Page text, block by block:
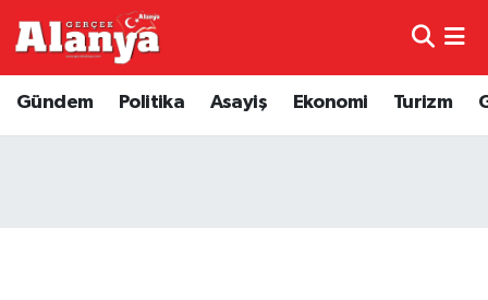
Gündem Politika Asayiş Ekonomi Turizm
Genel
Trafik Durumu